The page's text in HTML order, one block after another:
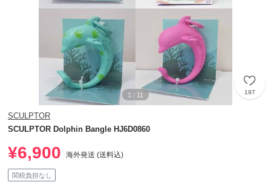
1 / 11 197
SCULPTOR
SCULPTOR Dolphin Bangle HJ6D0860
¥6,900 海外発送 (送料込)
関税負担なし